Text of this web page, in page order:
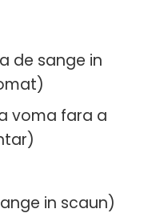
de sange in
voma fara a
in scaun)